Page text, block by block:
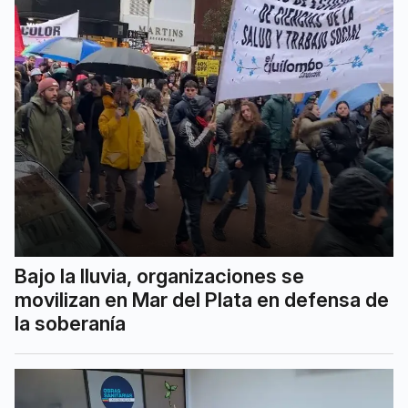
Bajo la lluvia, organizaciones se
movilizan en Mar del Plata en defensa de
la soberanía